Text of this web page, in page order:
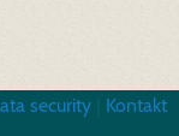
security Kontakt